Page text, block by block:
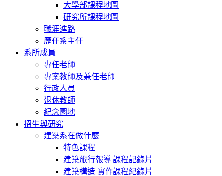
大學部課程地圖
研究所課程地圖
職涯進路
歷任系主任
系所成員
專任老師
專案教師及兼任老師
行政人員
退休教師
紀念園地
招生與研究
建築系在做什麼
特色課程
建築旅行報導 課程記錄片
建築構造 實作課程紀錄片